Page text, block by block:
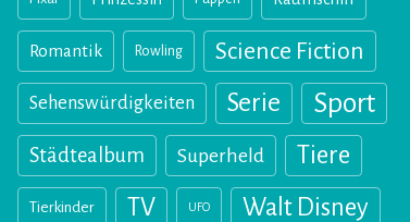
Romantik Rowling Science Fiction
Sehenswürdigkeiten Serie Sport
Städtealbum Superheld Tiere
Tierkinder TV UFO Walt Disney